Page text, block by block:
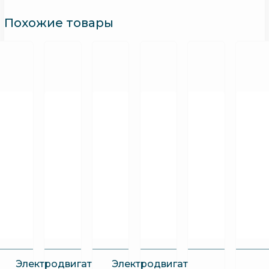
Похожие товары
Электродвигатель
Электродвигатель